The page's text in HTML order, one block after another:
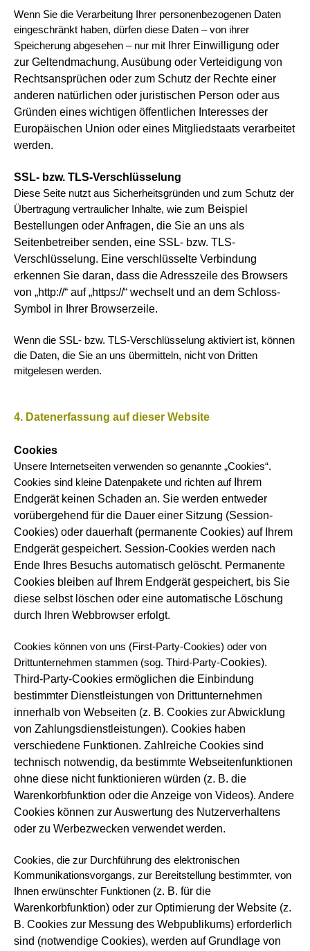
Wenn Sie die Verarbeitung Ihrer personenbezogenen Daten
eingeschränkt haben, dürfen diese Daten – von ihrer
Speicherung abgesehen – nur mit
Ihrer Einwilligung oder
zur Geltendmachung, Ausübung oder Verteidigung von
Rechtsansprüchen oder zum Schutz der Rechte einer
anderen natürlichen oder juristischen Person oder aus
Gründen eines wichtigen öffentlichen Interesses der
Europäischen Union oder eines Mitgliedstaats verarbeitet
werden.
SSL- bzw. TLS-Verschlüsselung
Diese Seite nutzt aus Sicherheitsgründen und zum Schutz der
Übertragung vertraulicher Inhalte, wie zum Beispiel
Bestellungen oder Anfragen, die Sie an uns als
Seitenbetreiber senden, eine SSL- bzw. TLS-
Verschlüsselung. Eine verschlüsselte Verbindung
erkennen Sie daran, dass die Adresszeile des Browsers
von „http://“ auf „https://“ wechselt und an dem Schloss-
Symbol in Ihrer Browserzeile.
Wenn die SSL- bzw. TLS-Verschlüsselung aktiviert ist, können
die Daten, die Sie an uns übermitteln, nicht von Dritten
mitgelesen werden.
4. Datenerfassung auf dieser Website
Cookies
Unsere Internetseiten verwenden so genannte „Cookies“.
Cookies sind kleine Datenpakete und richten auf Ihrem
Endgerät keinen Schaden an. Sie werden entweder
vorübergehend für die Dauer einer Sitzung (Session-
Cookies) oder dauerhaft (permanente Cookies) auf Ihrem
Endgerät gespeichert. Session-Cookies werden nach
Ende Ihres Besuchs automatisch gelöscht. Permanente
Cookies bleiben auf Ihrem Endgerät gespeichert, bis Sie
diese selbst löschen oder eine automatische Löschung
durch
Ihren Webbrowser erfolgt.
Cookies können von uns (First-Party-Cookies) oder von
Drittunternehmen stammen (sog. Third-Party-Cookies).
Third-Party-Cookies ermöglichen die Einbindung
bestimmter Dienstleistungen von Drittunternehmen
innerhalb von Webseiten (z. B. Cookies zur Abwicklung
von Zahlungsdienstleistungen). Cookies haben
verschiedene Funktionen. Zahlreiche Cookies sind
technisch notwendig, da bestimmte Webseitenfunktionen
ohne diese nicht funktionieren würden (z. B. die
Warenkorbfunktion oder die Anzeige von Videos). Andere
Cookies können zur Auswertung des Nutzerverhaltens
oder zu Werbezwecken verwendet werden.
Cookies, die zur Durchführung des elektronischen
Kommunikationsvorgangs, zur Bereitstellung bestimmter, von
Ihnen erwünschter Funktionen (z. B. für die
Warenkorbfunktion) oder zur Optimierung der Website (z.
B. Cookies zur Messung des Webpublikums) erforderlich
sind (notwendige Cookies), werden auf Grundlage von